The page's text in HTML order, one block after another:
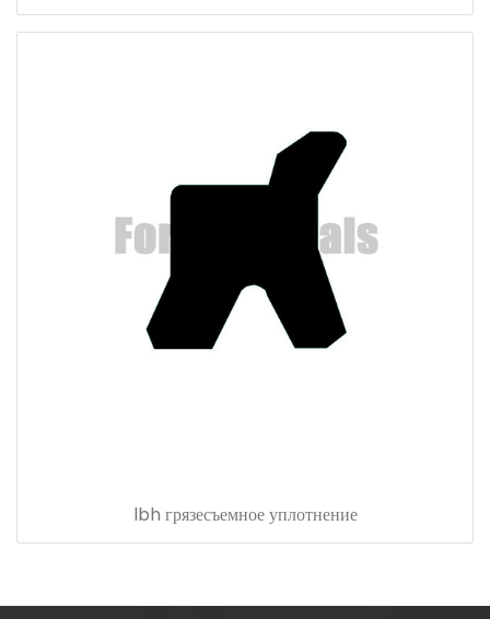
lbh грязесъемное уплотнение